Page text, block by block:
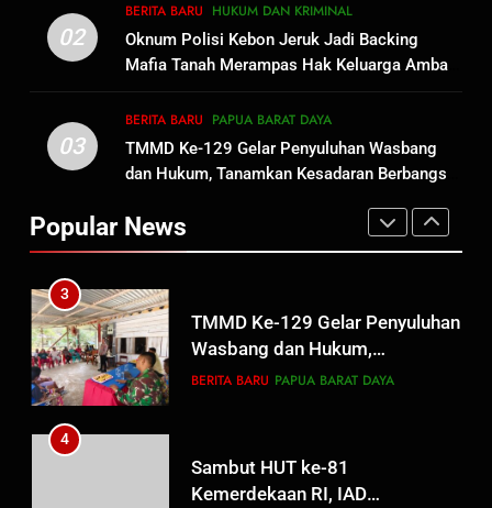
02
BERITA BARU HUKUM DAN KRIMINAL
Oknum Polisi Kebon Jeruk Jadi Backing
Mafia Tanah Merampas Hak Keluarga Ambar
Witjaksono Sutarman
03
BERITA BARU PAPUA BARAT DAYA
TMMD Ke-129 Gelar Penyuluhan Wasbang
dan Hukum, Tanamkan Kesadaran Berbangsa
Popular News
Ketua DPRD Kota Pasuruan
Gelar Paripurna, Sahkan
APBD TA. 2025
BERITA BARU
2
Oknum Polisi Kebon Jeruk Jadi
Backing Mafia Tanah Merampas
Hak Keluarga Ambar Witjaksono
Sutarman
HUKUM DAN KRIMINAL
3
TMMD Ke-129 Gelar Penyuluhan
Wasbang dan Hukum,
Tanamkan Kesadaran
BERITA BARU PAPUA BARAT DAYA
4
Sambut HUT ke-81
Kemerdekaan RI, IAD